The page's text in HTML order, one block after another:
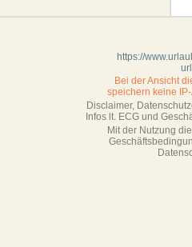
https://
Bei der Ansicht
speichern keine
Disclaimer,
Infos lt. ECG und
Mit der Nutzung